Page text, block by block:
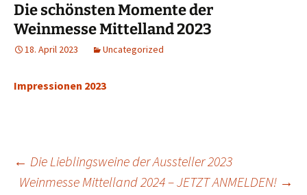
Die schönsten Momente der
Weinmesse Mittelland 2023
18. April 2023 Uncategorized
Impressionen 2023
Beitragsnavigation
← Die Lieblingsweine der Aussteller 2023
Weinmesse Mittelland 2024 – JETZT ANMELDEN! →